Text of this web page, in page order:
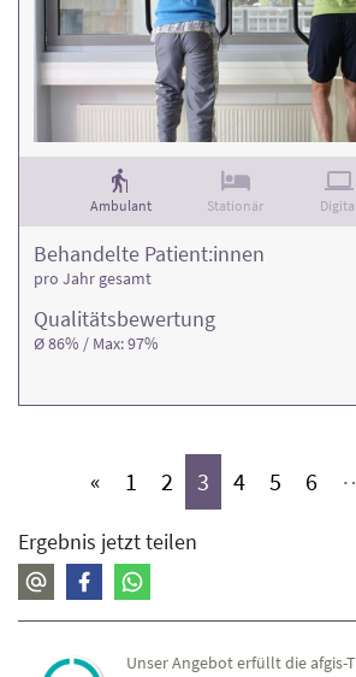
Ambulant Stationär
Qualitäts­bewertung
Ø 86% / Max: 97%
Behandelte Patient:innen
pro Jahr gesamt
« 1 (aktiv)
2 (aktiv)
3 (aktiv)
4(aktiv)
5 (aktiv)
6
Ergebnis jetzt teilen
Unser Angebot erfüllt die afgis-